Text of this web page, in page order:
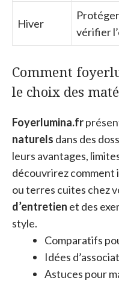
Hiver
vérifier
Comment
le choix des
Foyerlumina.fr
naturels dans des
leurs avantages,
découvrirez comment
ou terres cuites chez
d’entretien et des
style.
Comparatifs
Idées
Astuces pour